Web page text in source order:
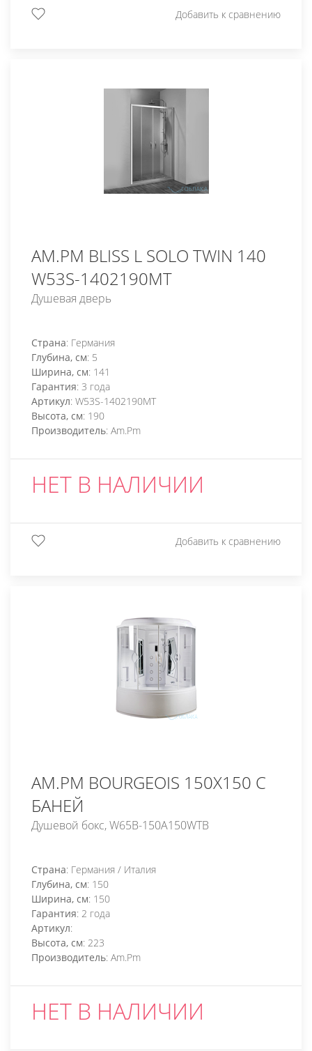
Добавить к сравнению
AM.PM BLISS L SOLO TWIN 140
W53S-1402190MT
Душевая дверь
Страна: Германия
Глубина, см: 5
Ширина, см: 141
Гарантия: 3 года
Артикул: W53S-1402190MT
Высота, см: 190
Производитель: Am.Pm
НЕТ В НАЛИЧИИ
Добавить к сравнению
AM.PM BOURGEOIS 150X150 С
БАНЕЙ
Душевой бокс, W65B-150A150WTB
Страна: Германия / Италия
Глубина, см: 150
Ширина, см: 150
Гарантия: 2 года
Артикул:
Высота, см: 223
Производитель: Am.Pm
НЕТ В НАЛИЧИИ